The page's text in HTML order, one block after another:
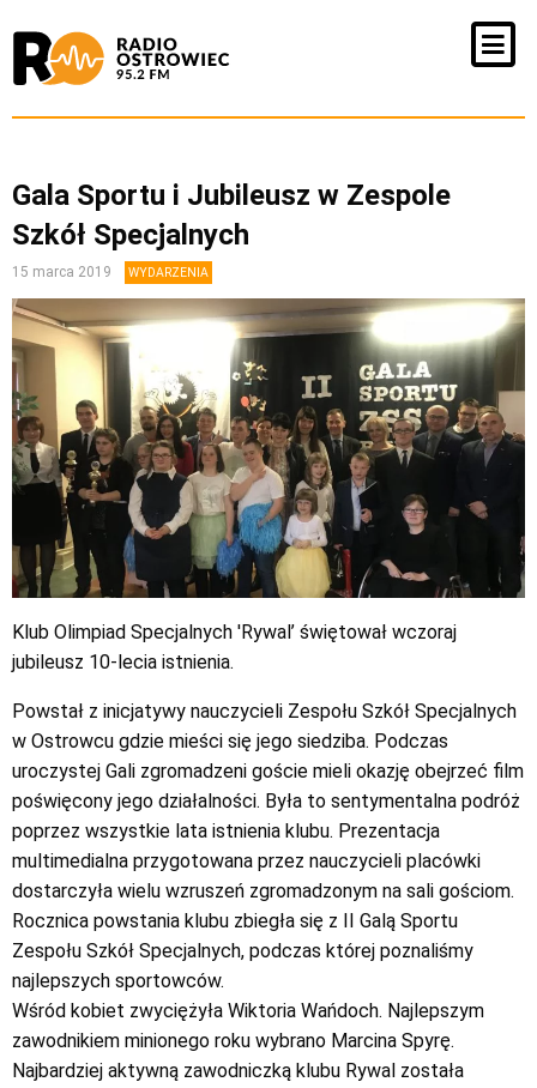
Gala Sportu i Jubileusz w Zespole
Szkół Specjalnych
15 marca 2019 WYDARZENIA
Klub Olimpiad Specjalnych 'Rywal’ świętował wczoraj
jubileusz 10-lecia istnienia.
Powstał z inicjatywy nauczycieli Zespołu Szkół Specjalnych
w Ostrowcu gdzie mieści się jego siedziba. Podczas
uroczystej Gali zgromadzeni goście mieli okazję obejrzeć film
poświęcony jego działalności. Była to sentymentalna podróż
poprzez wszystkie lata istnienia klubu. Prezentacja
multimedialna przygotowana przez nauczycieli placówki
dostarczyła wielu wzruszeń zgromadzonym na sali gościom.
Rocznica powstania klubu zbiegła się z II Galą Sportu
Zespołu Szkół Specjalnych, podczas której poznaliśmy
najlepszych sportowców.
Wśród kobiet zwyciężyła Wiktoria Wańdoch. Najlepszym
zawodnikiem minionego roku wybrano Marcina Spyrę.
Najbardziej aktywną zawodniczką klubu Rywal została